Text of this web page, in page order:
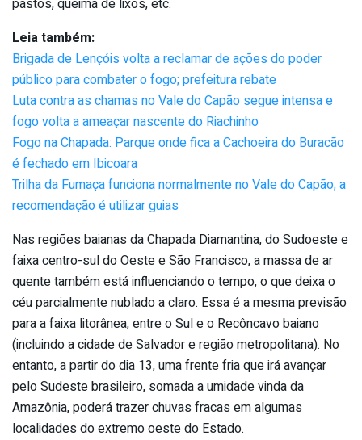
pastos, queima de lixos, etc.
Leia também:
Brigada de Lençóis volta a reclamar de ações do poder
público para combater o fogo; prefeitura rebate
Luta contra as chamas no Vale do Capão segue intensa e
fogo volta a ameaçar nascente do Riachinho
Fogo na Chapada: Parque onde fica a Cachoeira do Buracão
é fechado em Ibicoara
Trilha da Fumaça funciona normalmente no Vale do Capão; a
recomendação é utilizar guias
Nas regiões baianas da Chapada Diamantina, do Sudoeste e
faixa centro-sul do Oeste e São Francisco, a massa de ar
quente também está influenciando o tempo, o que deixa o
céu parcialmente nublado a claro. Essa é a mesma previsão
para a faixa litorânea, entre o Sul e o Recôncavo baiano
(incluindo a cidade de Salvador e região metropolitana). No
entanto, a partir do dia 13, uma frente fria que irá avançar
pelo Sudeste brasileiro, somada a umidade vinda da
Amazônia, poderá trazer chuvas fracas em algumas
localidades do extremo oeste do Estado.